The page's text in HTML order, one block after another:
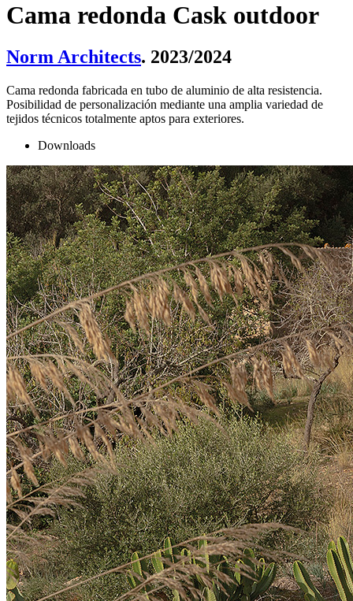
Cama redonda Cask outdoor
Norm Architects. 2023/2024
Cama redonda fabricada en tubo de aluminio de alta resistencia.
Posibilidad de personalización mediante una amplia variedad de
tejidos técnicos totalmente aptos para exteriores.
Downloads